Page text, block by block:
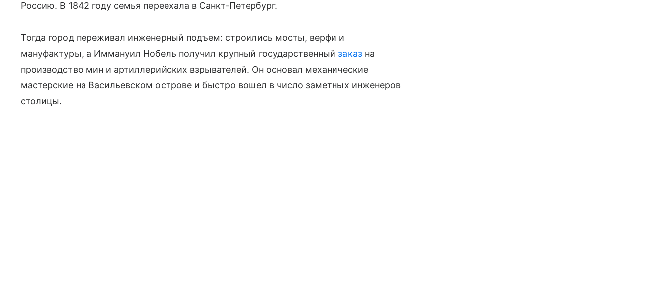
Россию. В 1842 году семья переехала в Санкт-Петербург.
Тогда город переживал инженерный подъем: строились мосты, верфи и
мануфактуры, а Иммануил Нобель получил крупный государственный заказ на
производство мин и артиллерийских взрывателей. Он основал механические
мастерские на Васильевском острове и быстро вошел в число заметных инженеров
столицы.